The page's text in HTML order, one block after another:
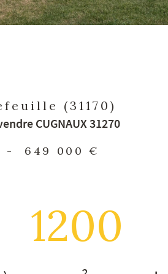
(31170)
CUGNAUX 31270
- 649 000 €
1200